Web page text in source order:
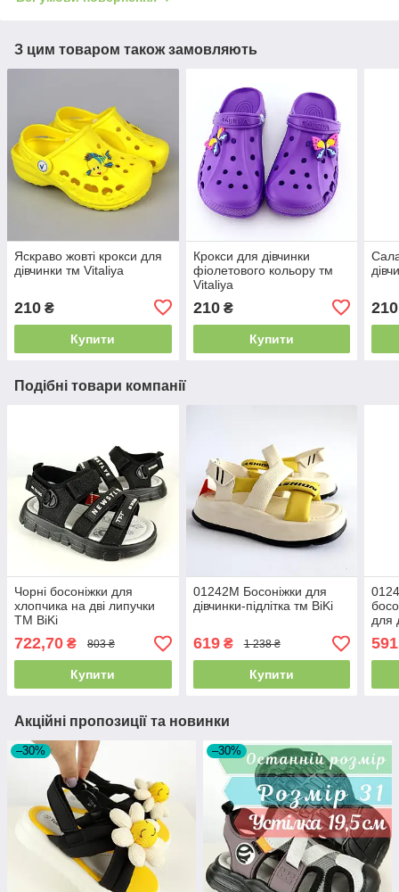
З цим товаром також замовляють
Яскраво жовті крокси для
дівчинки тм Vitaliya
210 ₴
Купити
Крокси для дівчинки
фіолетового кольору тм
Vitaliya
210₴
Купити
210
Подібні товари компанії
Чорні босоніжки для
хлопчика на дві липучки
ТМ BiKi
722,70 ₴ 803 ₴
Купити
01242M Босоніжки для
дівчинки-підлітка тм BiKi
619₴ 1 238 ₴
Купити
для
591
Акційні пропозиції та новинки
–30% –30%